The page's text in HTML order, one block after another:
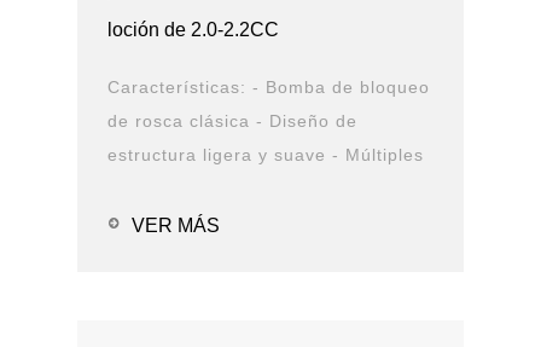
loción de 2.0-2.2CC
Características: - Bomba de bloqueo
de rosca clásica - Diseño de
estructura ligera y suave - Múltiples
Opciones de solución de PCR -
VER MÁS